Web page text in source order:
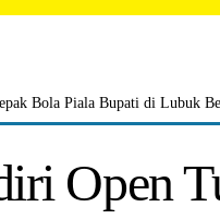
Bola Piala Bupati di Lubuk
Open